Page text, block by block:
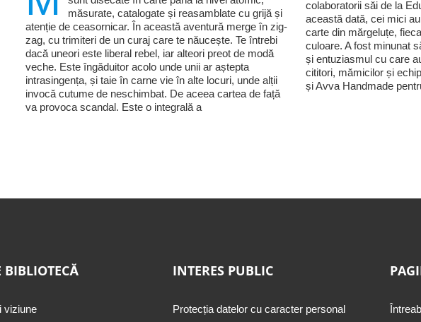
măsurate, catalogate și reasamblate cu grijă și
atenție de ceasornicar. În această aventură merge în zig-
zag, cu trimiteri de un curaj care te năucește. Te întrebi
dacă uneori este liberal rebel, iar alteori preot de modă
veche. Este îngăduitor acolo unde unii ar aștepta
intrasingența, și taie în carne vie în alte locuri, unde alții
invocă cutume de neschimbat. De aceea cartea de față
va provoca scandal. Este o integrală a
colaboratorii săi de la
această dată, cei mici
carte din mărgeluțe,
culoare. A fost minunat
și entuziasmul cu care
cititori, mămicilor și
și Avva Handmade
BIBLIOTECĂ
viziune
INTERES PUBLIC
Protecția datelor cu caracter personal